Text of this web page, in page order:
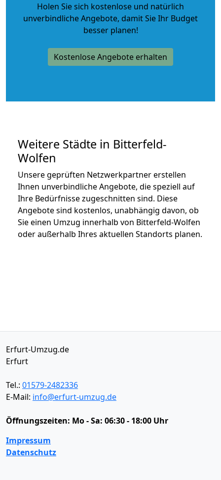
Holen Sie sich kostenlose und natürlich
unverbindliche Angebote, damit Sie Ihr Budget
besser planen!
Kostenlose Angebote erhalten
Weitere Städte in Bitterfeld-
Wolfen
Unsere geprüften Netzwerkpartner erstellen
Ihnen unverbindliche Angebote, die speziell auf
Ihre Bedürfnisse zugeschnitten sind. Diese
Angebote sind kostenlos, unabhängig davon, ob
Sie einen Umzug innerhalb von Bitterfeld-Wolfen
oder außerhalb Ihres aktuellen Standorts planen.
Erfurt-Umzug.de
Erfurt
Tel.: 01579-2482336
E-Mail: info@erfurt-umzug.de
Öffnungszeiten: Mo - Sa: 06:30 - 18:00 Uhr
Impressum
Datenschutz